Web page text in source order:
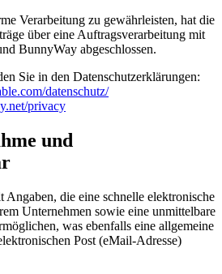
Verarbeitung zu gewährleisten, hat die
über eine Auftragsverarbeitung mit
BunnyWay abgeschlossen.
Sie in den Datenschutzerklärungen:
datenschutz/
privacy
und
Angaben, die eine schnelle elektronische
Unternehmen sowie eine unmittelbare
was ebenfalls eine allgemeine
Post (eMail-Adresse)